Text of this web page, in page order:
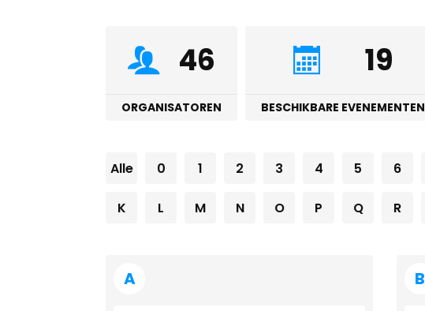
46
ORGANISATOREN
19
BESCHIKBARE EVENEMENTEN
Alle 0 1 2 3 4 5 6
K L M N O P Q R
A B